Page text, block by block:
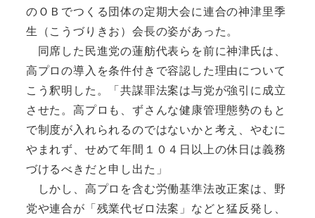
のＯＢでつくる団体の定期大会に連合の神津里季
生（こうづりきお）会長の姿があった。
同席した民進党の蓮舫代表らを前に神津氏は、
高プロの導入を条件付きで容認した理由について
こう釈明した。「共謀罪法案は与党が強引に成立
させた。高プロも、ずさんな健康管理態勢のもと
で制度が入れられるのではないかと考え、やむに
やまれず、せめて年間１０４日以上の休日は義務
づけるべきだと申し出た」
しかし、高プロを含む労働基準法改正案は、野
党や連合が「残業代ゼロ法案」などと猛反発し、